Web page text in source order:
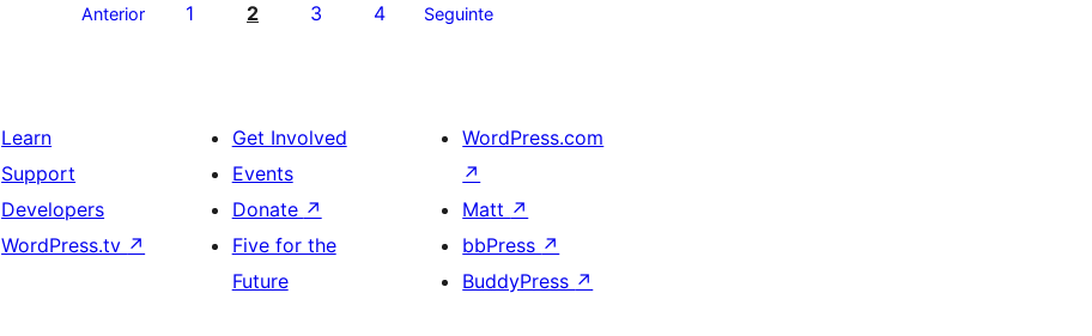
Anterior 1 2 3 4 Seguinte
Learn
Support
Developers
WordPress.tv ↗
Get Involved
Events
Donate ↗
Five for the
Future
WordPress.com
↗
Matt ↗
bbPress ↗
BuddyPress ↗